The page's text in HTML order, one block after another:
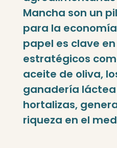
Mancha son un
para la
papel es clave
estratégicos
aceite de oliva,
ganadería
hortalizas,
riqueza en el